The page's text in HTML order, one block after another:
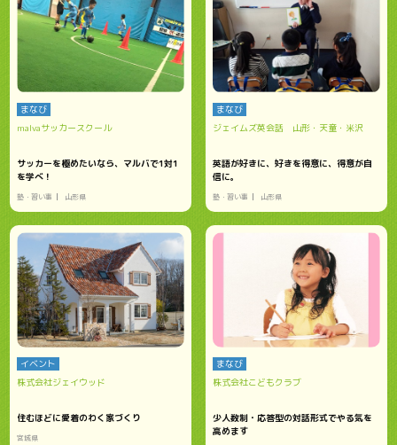
まなび
malvaサッカースクール
サッカーを極めたいなら、マルバで1対1
を学べ！
塾・習い事 山形県
まなび
ジェイムズ英会話 山形・天童・米沢
英語が好きに、好きを得意に、得意が自
信に。
塾・習い事 山形県
イベント
株式会社ジェイウッド
住むほどに愛着のわく家づくり
宮城県
まなび
株式会社こどもクラブ
少人数制・応答型の対話形式でやる気を
高めます